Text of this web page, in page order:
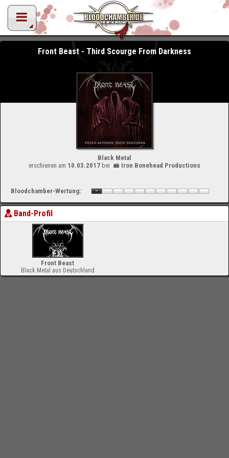
Front Beast - Third Scourge From Darkness
Black Metal
erschienen am 10.03.2017 bei Iron Bonehead Productions
Bloodchamber-Wertung:
Band-Profil
Front Beast
Black Metal aus Deutschland